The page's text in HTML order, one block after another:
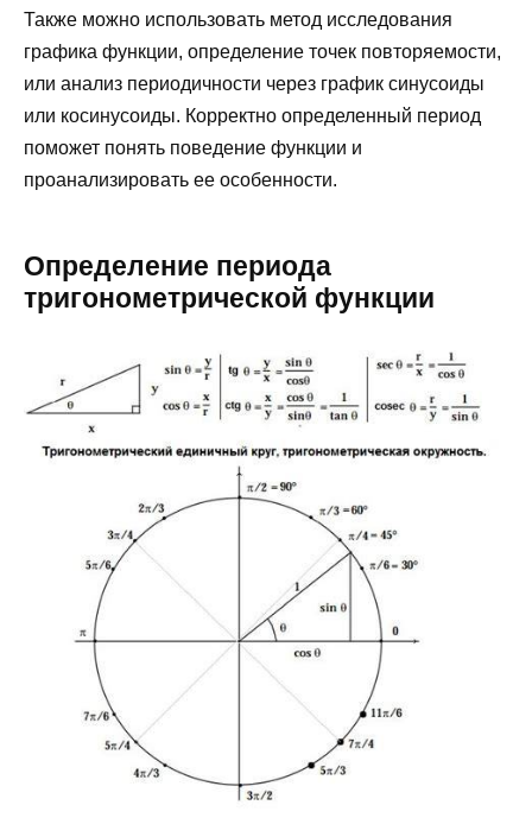
Также можно использовать метод исследования
графика функции, определение точек повторяемости,
или анализ периодичности через график синусоиды
или косинусоиды. Корректно определенный период
поможет понять поведение функции и
проанализировать ее особенности.
Определение периода
тригонометрической функции